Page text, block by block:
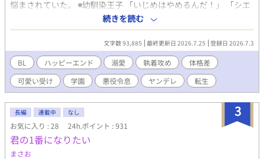
悩まされていた。 ◾️幼馴染王子 「いじめはやめるんだ！」 「シエ
ルは、嫉妬してこんな事したんだよな？」 ※設定のせいで最初は
空回りのやらかしばかりです。かっこいい攻めではありません
が、シエルへの愛は誰にも負けません！ ◾️ヒロイン♂ 注意！中身
はバリタチ 「セックスはスポーツだよ♪」 ◾️過保護な従者 「お前
は俺がいないと、何にも出来ないんだから」 ◾️弟（転生者） 「ー
ー 兄さんは僕が幸せにする！」 ◾️騎士団長の息子 「俺は貴方
の守護騎士です」 果たしてシエルは幸せになる事が出来るの
か……？ ★最終的には、やらかし王子とハッピーエンド予定で
す。 注意！ がっつり本番はありませんが、随所に、匂わせ、エ
ロが絡むシーン、攻めが変態になるシーンがあります。 ちょこち
ょこ出てくるので、話のタイトルに※はつけてません。 いつでも
何でもウェルカムな方、どうぞ宜しくお願いします。 後で気づい
てサイレント修正する場合があります。
続きを読む
文字数 93,885 最終更新日 2026.7.25 登録日 2026.7.3
BL ハッピーエンド 溺愛 執着攻め
体格差
可愛い受け
学園 悪役令息 ヤンデレ 転生
3
長編 連載中 なし
お気に入り : 28 24h.ポイント : 931
君の1番になりたい
まさお